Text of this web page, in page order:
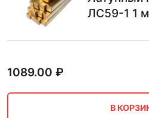
ЛС59-1 1
1089.00 ₽
В